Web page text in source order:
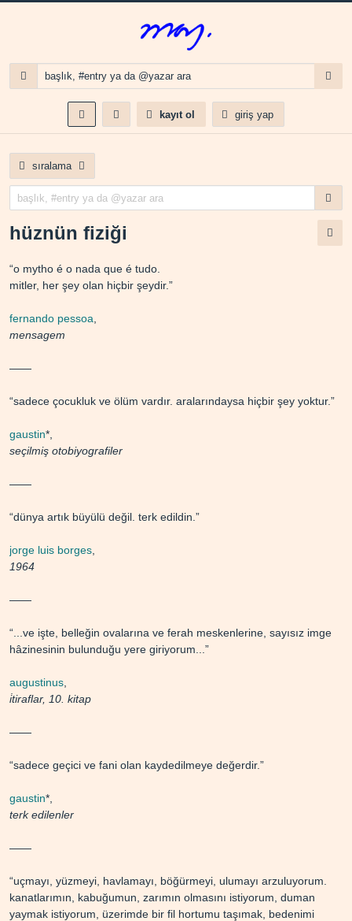
kayıt ol giriş yap
sıralama
hüznün fiziği
“o mytho é o nada que é tudo.
mitler, her şey olan hiçbir şeydir.”
fernando pessoa
mensagem
——
“sadece çocukluk ve ölüm vardır. aralarındaysa hiçbir şey yoktur.”
gaustin*,
seçilmiş otobiyografiler
——
“dünya artık büyülü değil. terk edildin.”
jorge luis borges
1964
——
“...ve işte, belleğin ovalarına ve ferah meskenlerine, sayısız imge
hâzinesinin bulunduğu yere giriyorum...”
augustinus
i̇tiraflar, 10. kitap
——
“sadece geçici ve fani olan kaydedilmeye değerdir.”
gaustin*,
terk edilenler
——
“uçmayı, yüzmeyi, havlamayı, böğürmeyi, ulumayı arzuluyorum.
kanatlarımın, kabuğumun, zarımın olmasını istiyorum, duman
yaymak istiyorum, üzerimde bir fil hortumu taşımak, bedenimi